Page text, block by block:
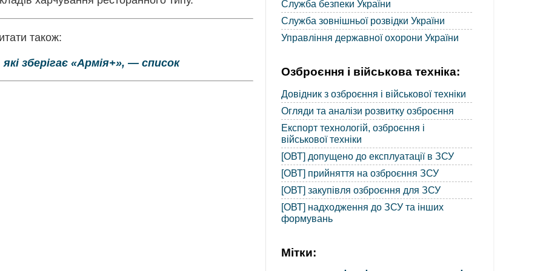
також:
зберігає «Армія+», — список
Служба безпеки України
Служба зовнішньої розвідки України
Управління державної охорони України
Озброєння і військова техніка:
Довідник з озброєння і військової техніки
Огляди та аналізи розвитку озброєння
Експорт технологій, озброєння і
військової техніки
[ОВТ] допущено до експлуатації в ЗСУ
[ОВТ] прийняття на озброєння ЗСУ
[ОВТ] закупівля озброєння для ЗСУ
[ОВТ] надходження до ЗСУ та інших
формувань
Мітки: